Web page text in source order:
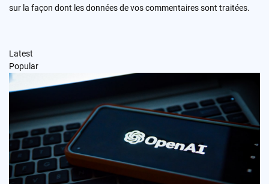
sur la façon dont les données de vos commentaires sont traitées.
Latest
Popular